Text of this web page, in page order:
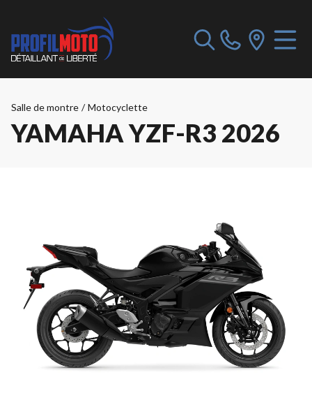
Salle de montre / Motocyclette
YAMAHA YZF-R3 2026